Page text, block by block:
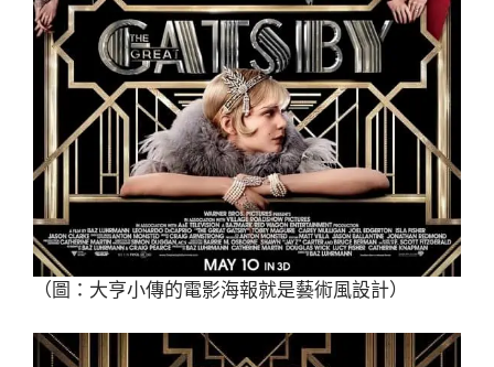
（圖：大亨小傳的電影海報就是藝術風設計）